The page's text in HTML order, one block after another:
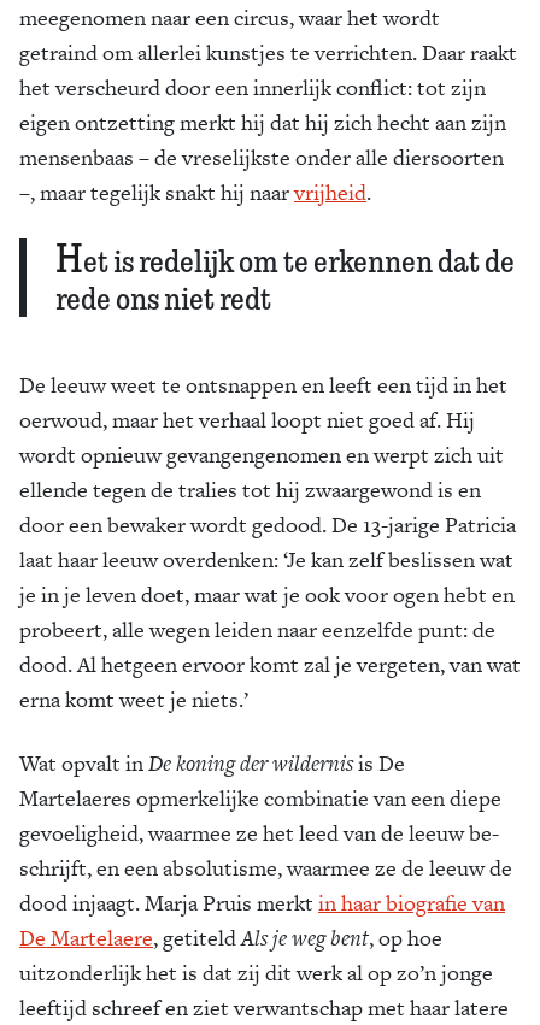
meegenomen naar een circus, waar het wordt
getraind om allerlei kunstjes te verrichten. Daar raakt
het verscheurd door een innerlijk conflict: tot zijn
eigen ontzetting merkt hij dat hij zich hecht aan zijn
mensenbaas – de vreselijkste onder alle diersoorten
–, maar tegelijk snakt hij naarvrijheid.
Het is redelijk om te erkennen dat de
rede ons niet redt
De leeuw weet te ontsnappen en leeft een tijd in het
oerwoud, maar het verhaal loopt niet goed af. Hij
wordt opnieuw gevangengenomen en werpt zich uit
ellende tegen de tralies tot hij zwaargewond is en
door een bewaker wordt gedood. De 13-jarige Patricia
laat haar leeuw overdenken: ‘Je kan zelf beslissen wat
je in je leven doet, maar wat je ook voor ogen hebt en
probeert, alle wegen leiden naar eenzelfde punt: de
dood. Al hetgeen ervoor komt zal je vergeten, van wat
erna komt weet je niets.’
Wat opvalt inDe koning der wildernisis De
Martelaeres opmerkelijke combinatie van een diepe
gevoeligheid, waarmee ze het leed van de leeuw be­
schrijft, en een absolutisme, waarmee ze de leeuw de
dood injaagt. Marja Pruis merkt in haar biografie van
De Martelaere, getiteldAls je weg bent, op hoe
uitzonderlijk het is dat zij dit werk al op zo’n jonge
leeftijd schreef en ziet verwantschap met haar latere